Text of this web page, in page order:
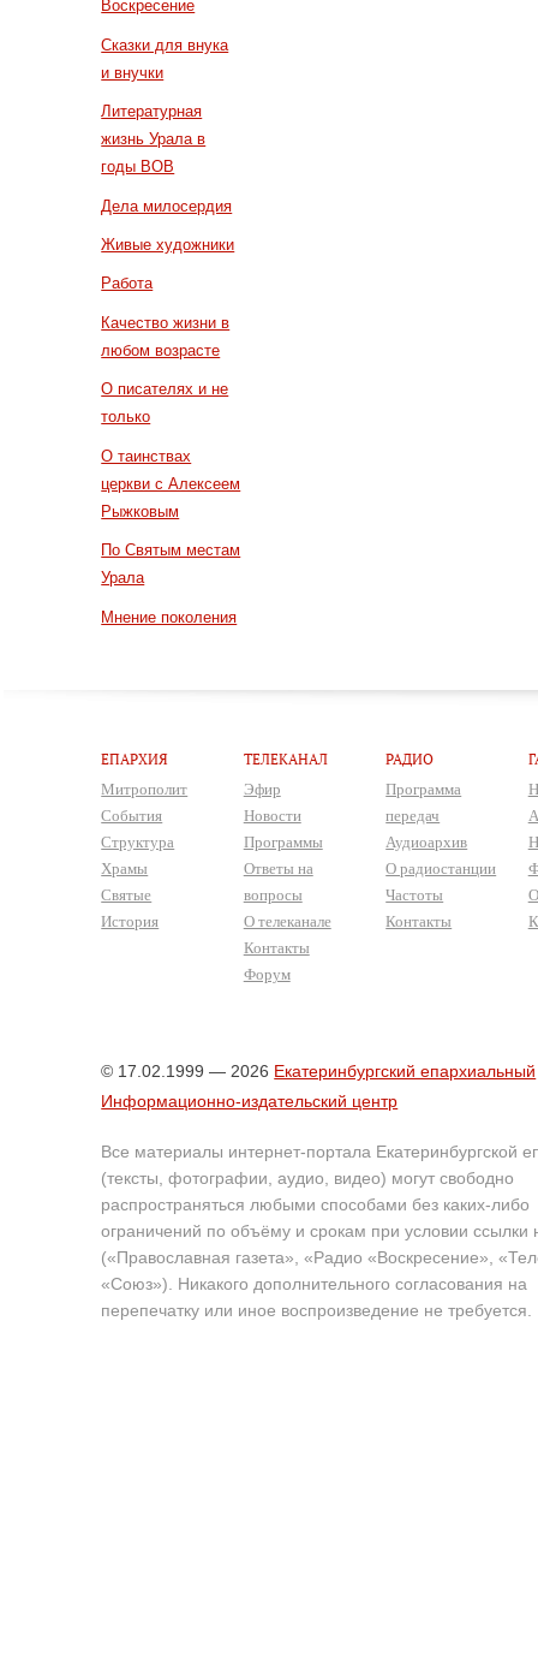
Воскресение
Сказки для внука
и внучки
Литературная
жизнь Урала в
годы ВОВ
Дела милосердия
Живые художники
Работа
Качество жизни в
любом возрасте
О писателях и не
только
О таинствах
церкви с Алексеем
Рыжковым
По Святым местам
Урала
Мнение поколения
ЕПАРХИЯ
Митрополит
События
Структура
Храмы
Святые
История
ТЕЛЕКАНАЛ
Эфир
Новости
Программы
Ответы на
вопросы
О телеканале
Контакты
Форум
РАДИО
Программа
передач
Аудиоархив
О радиостанции
Частоты
Контакты
© 17.02.1999 — 2026 Екатеринбургский епархиальный
Информационно-издательский центр
Все материалы интернет-портала Екатеринбургской
(тексты, фотографии, аудио, видео) могут свободно
распространяться любыми способами без каких-либо
ограничений по объёму и срокам при условии ссылки
(«Православная газета», «Радио «Воскресение»,
«Союз»). Никакого дополнительного согласования на
перепечатку или иное воспроизведение не требуется.